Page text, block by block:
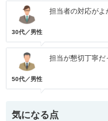
30代／男性
担当者の対応がよ
50代／男性
担当が懇切丁寧だ
気になる点